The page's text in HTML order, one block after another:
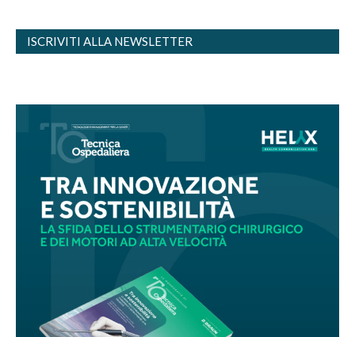
ISCRIVITI ALLA NEWSLETTER